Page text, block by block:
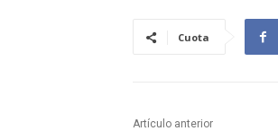
Cuota
Artículo anterior